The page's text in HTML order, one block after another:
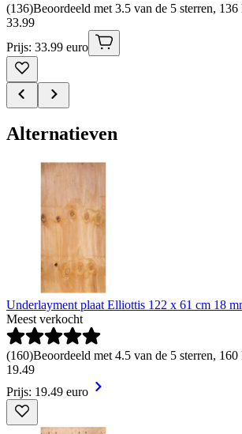
(136)Beoordeeld met 3.5 van de 5 sterren,
33.99
Prijs: 33.99 euro
Alternatieven
Underlayment plaat Elliottis 122 x 61 cm 18
Meest verkocht
(160)Beoordeeld met 4.5 van de 5 sterren,
19.49
Prijs: 19.49 euro